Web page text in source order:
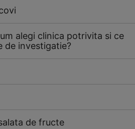
alegi clinica potrivita si ce
de investigatie?
de fructe